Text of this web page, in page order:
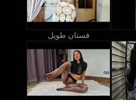
فستان طويل